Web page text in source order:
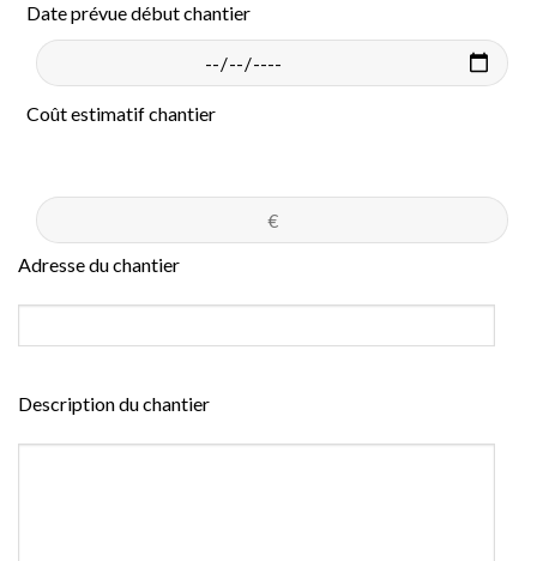
Date prévue début chantier
Coût estimatif chantier
Adresse du chantier
Description du chantier